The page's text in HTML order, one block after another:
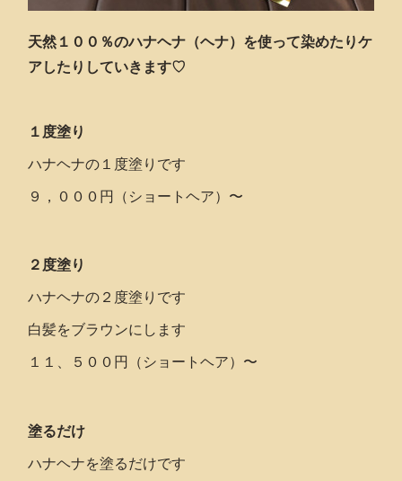
天然１００％のハナヘナ（ヘナ）を使って染めたりケ
アしたりしていきます♡
１度塗り
ハナヘナの１度塗りです
９，０００円（ショートヘア）〜
２度塗り
ハナヘナの２度塗りです
白髪をブラウンにします
１１、５００円（ショートヘア）〜
塗るだけ
ハナヘナを塗るだけです